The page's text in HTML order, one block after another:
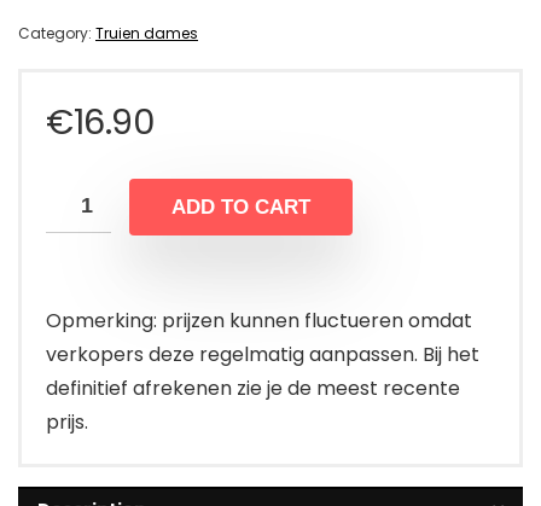
Category: Truien dames
€16.90
ADD TO CART
Opmerking: prijzen kunnen fluctueren omdat
verkopers deze regelmatig aanpassen. Bij het
definitief afrekenen zie je de meest recente
prijs.